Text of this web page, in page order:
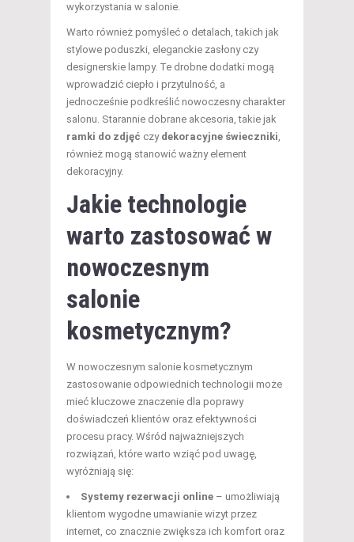
wykorzystania w salonie.
Warto również pomyśleć o detalach, takich jak
stylowe poduszki, eleganckie zasłony czy
designerskie lampy. Te drobne dodatki mogą
wprowadzić ciepło i przytulność, a
jednocześnie podkreślić nowoczesny charakter
salonu. Starannie dobrane akcesoria, takie jak
ramki do zdjęć czy dekoracyjne świeczniki,
również mogą stanowić ważny element
dekoracyjny.
Jakie technologie
warto zastosować w
nowoczesnym
salonie
kosmetycznym?
W nowoczesnym salonie kosmetycznym
zastosowanie odpowiednich technologii może
mieć kluczowe znaczenie dla poprawy
doświadczeń klientów oraz efektywności
procesu pracy. Wśród najważniejszych
rozwiązań, które warto wziąć pod uwagę,
wyróżniają się:
Systemy rezerwacji online – umożliwiają
klientom wygodne umawianie wizyt przez
internet, co znacznie zwiększa ich komfort oraz